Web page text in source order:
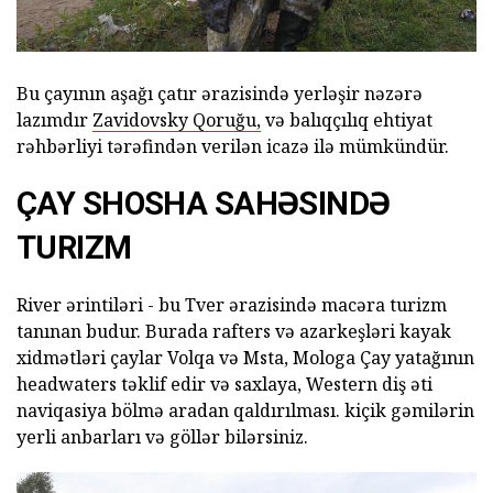
Bu çayının aşağı çatır ərazisində yerləşir nəzərə
lazımdır Zavidovsky Qoruğu,və balıqçılıq ehtiyat
rəhbərliyi tərəfindən verilən icazə ilə mümkündür.
ÇAY SHOSHA SAHƏSINDƏ
TURIZM
River ərintiləri - bu Tver ərazisində macəra turizm
tanınan budur. Burada rafters və azarkeşləri kayak
xidmətləri çaylar Volqa və Msta, Mologa Çay yatağının
headwaters təklif edir və saxlaya, Western diş əti
naviqasiya bölmə aradan qaldırılması. kiçik gəmilərin
yerli anbarları və göllər bilərsiniz.